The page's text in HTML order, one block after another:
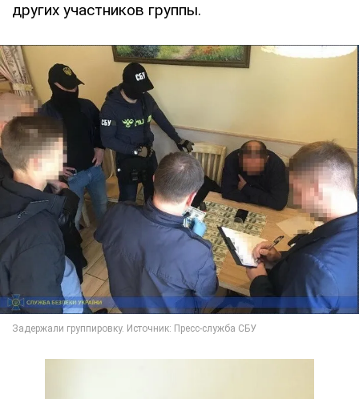
других участников группы.